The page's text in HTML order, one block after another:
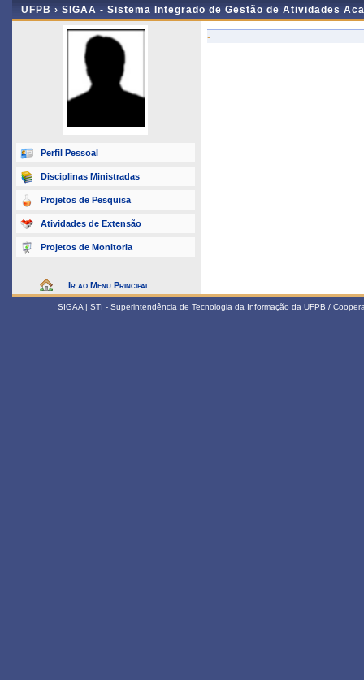
UFPB › SIGAA - Sistema Integrado de Gestão de Atividades
Perfil Pessoal
Disciplinas Ministradas
Projetos de Pesquisa
Atividades de Extensão
Projetos de Monitoria
Ir ao Menu Principal
-
SIGAA | STI - Superintendência de Tecnologia da Informação da UFPB /